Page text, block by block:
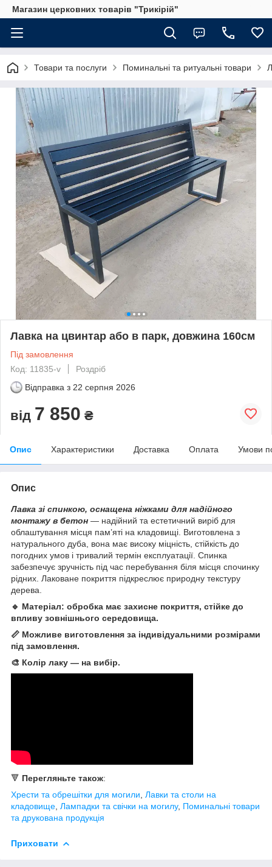
Магазин церковних товарів "Трикірій"
Товари та послуги Поминальні та ритуальні товари
Лавка на цвинтар або в парк, довжина 160см
Під замовлення
Код: 11835-v
Роздріб
Відправка з 22 серпня 2026
від 7 850 ₴
Опис Характеристики Доставка Оплата Умови
Опис
Лавка зі спинкою, оснащена ніжками для надійного
монтажу в бетон — надійний та естетичний виріб для
облаштування місця пам’яті на кладовищі. Виготовлена з
натурального дуба, вона має високу міцність, стійкість до
погодних умов і тривалий термін експлуатації. Спинка
забезпечує зручність під час перебування біля місця спочинку
рідних. Лаковане покриття підкреслює природну текстуру
дерева.
🔹 Матеріал: обробка має захисне покриття, стійке до
впливу зовнішнього середовища.
📏 Можливе виготовлення за індивідуальними розмірами
під замовлення.
🎨 Колір лаку — на вибір.
🔻 Перегляньте також:
Хрести та обрешітки для могили Лавки та столи на
кладовище Лампадки та свічки на могилу, Поминальні товари
та друкована продукція
Приховати